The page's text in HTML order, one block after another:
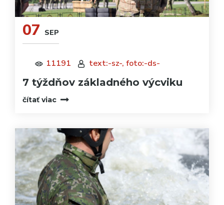
07 SEP
11191 text:-sz-, foto:-ds-
7 týždňov základného výcviku
čítať viac